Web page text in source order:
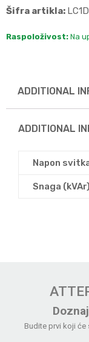
Šifra artikla:
Raspoloživost: Na
ADDITIONAL
ADDITIONAL
Napon
Snaga (kVAr)
Budite prvi koji